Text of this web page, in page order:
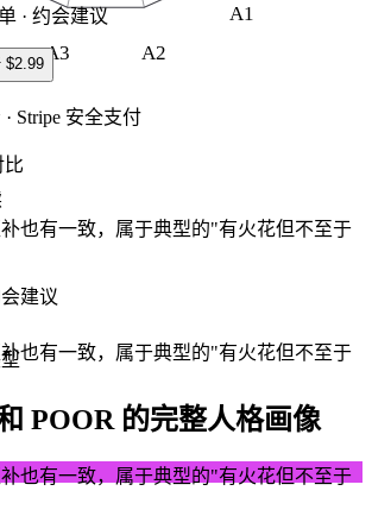
A1
A2
A3
也有一致，属于典型的"有火花但不至于
也有一致，属于典型的"有火花但不至于
也有一致，属于典型的"有火花但不至于
· 约会建议
$2.99
Stripe 安全支付
比
建议
POOR 的完整人格画像